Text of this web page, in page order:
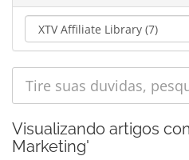
Visualizando artigos
Marketing'